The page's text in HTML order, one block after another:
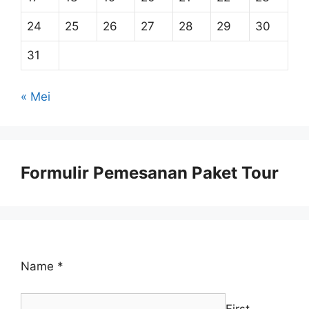
24 25 26 27 28 29 30
31
« Mei
Formulir Pemesanan Paket Tour
Name *